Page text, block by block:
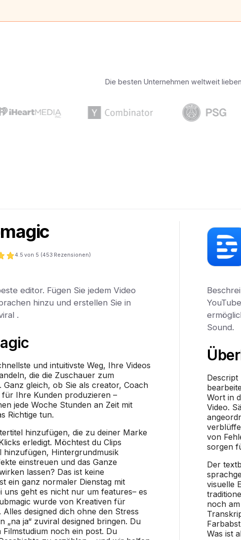
Die besten Unternehmen weltweit
4.5 von 5 (453 Rezensionen)
editor. Fügen Sie jedem Video
hinzu und erstellen Sie in
.
und intuitivste Weg, Ihre Videos
die die Zuschauer zum
Ganz gleich, ob Sie als creator, Coach
Ihre Kunden produzieren –
jede Woche Stunden an Zeit mit
Richtige tun.
hinzufügen, die zu deiner Marke
erledigt. Möchtest du Clips
hinzufügen, Hintergrundmusik
einstreuen und das Ganze
lassen? Das ist keine
ein ganz normaler Dienstag mit
uns geht es nicht nur um features– es
wurde von Kreativen für
designed dich ohne den Stress
„na ja“ zuviral designed bringen. Du
noch ein post. Du
Sound.
Über
Descript
Wort in
Video.
von
sorgen
Der
visuelle
noch
Was ist